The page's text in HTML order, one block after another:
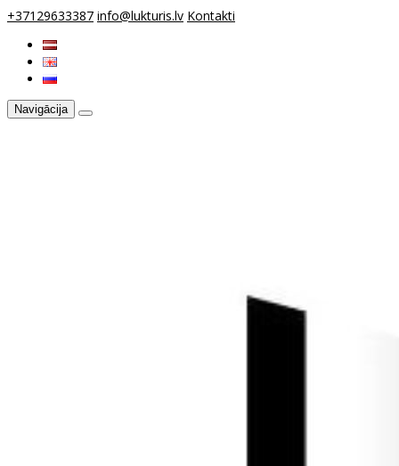
+37129633387 info@lukturis.lv Kontakti
Navigācija